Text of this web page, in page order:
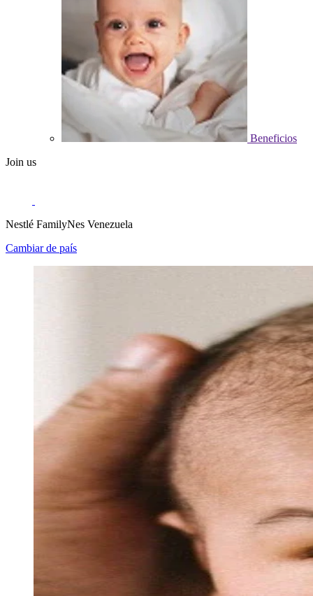
Beneficios
Join us
Nestlé FamilyNes Venezuela
Cambiar de país